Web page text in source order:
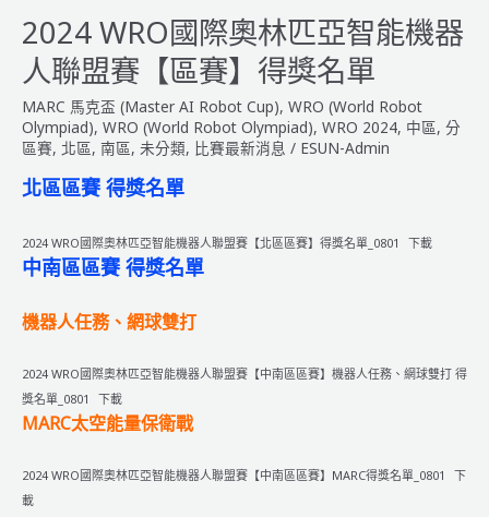
奧
林
匹
智
能
器
聯
盟
【區
日
程
&
章】
2024 WRO國際奧林匹亞智能機器
人聯盟賽【區賽】得獎名單
MARC 馬克盃 (Master AI Robot Cup), WRO (World Robot
Olympiad), WRO (World Robot Olympiad), WRO 2024, 中區, 分
區賽, 北區, 南區, 未分類, 比賽最新消息 / ESUN-Admin
北區區賽 得獎名單
2024 WRO國際奧林匹亞智能機器人聯盟賽【北區區賽】得獎名單_0801 下載
中南區區賽 得獎名單
機器人任務、網球雙打
2024 WRO國際奧林匹亞智能機器人聯盟賽【中南區區賽】機器人任務、網球雙打 得
獎名單_0801
下載
MARC太空能量保衛戰
2024 WRO國際奧林匹亞智能機器人聯盟賽【中南區區賽】MARC得獎名單_0801
下
載